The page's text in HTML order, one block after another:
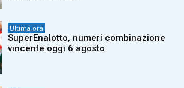
Ultima ora
SuperEnalotto, numeri combinazione
vincente oggi 6 agosto